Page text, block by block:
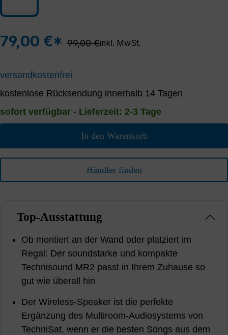
79,00 €* Regulärer Preis:
99,00 €inkl. MwSt.
versandkostenfrei
kostenlose Rücksendung innerhalb 14 Tagen
sofort verfügbar - Lieferzeit: 2-3 Tage
In den Warenkorb
Händler finden
Top-Ausstattung
Ob montiert an der Wand oder platziert im
Regal: Der soundstarke und kompakte
Technisound MR2 passt in Ihrem Zuhause so
gut wie überall hin
Der Wireless-Speaker ist die perfekte
Ergänzung des Multiroom-Audiosystems von
TechniSat, wenn er die besten Songs aus dem